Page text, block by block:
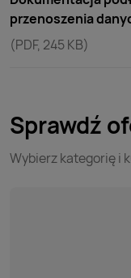
przenoszenia
(PDF, 245 KB)
Sprawdź
Wybierz kategorię i